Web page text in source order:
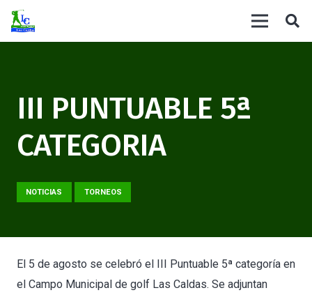
III PUNTUABLE 5ª
CATEGORIA
NOTICIAS TORNEOS
El 5 de agosto se celebró el III Puntuable 5ª categoría en
el Campo Municipal de golf Las Caldas. Se adjuntan